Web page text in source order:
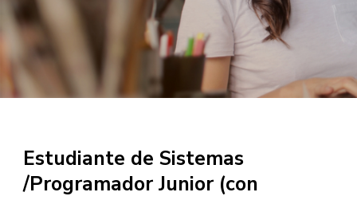
Estudiante de Sistemas
/Programador Junior (con